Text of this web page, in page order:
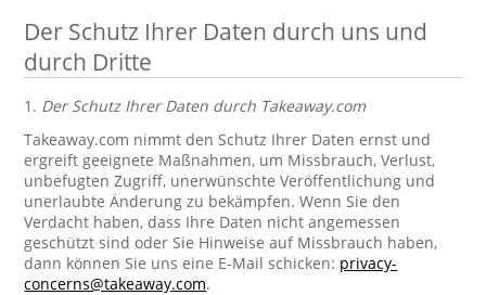
Der Schutz Ihrer Daten durch uns und
durch Dritte
1. Der Schutz Ihrer Daten durch Takeaway.com
Takeaway.com nimmt den Schutz Ihrer Daten ernst und
ergreift geeignete Maßnahmen, um Missbrauch, Verlust,
unbefugten Zugriff, unerwünschte Veröffentlichung und
unerlaubte Änderung zu bekämpfen. Wenn Sie den
Verdacht haben, dass Ihre Daten nicht angemessen
geschützt sind oder Sie Hinweise auf Missbrauch haben,
dann können Sie uns eine E-Mail schicken: privacy-
concerns@takeaway.com.